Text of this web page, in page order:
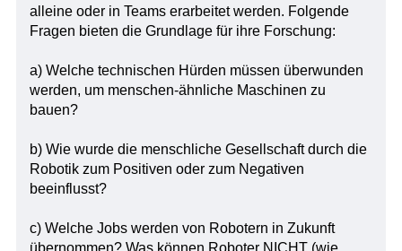
alleine oder in Teams erarbeitet werden. Folgende
Fragen bieten die Grundlage für ihre Forschung:
a) Welche technischen Hürden müssen überwunden
werden, um menschen-ähnliche Maschinen zu
bauen?
b) Wie wurde die menschliche Gesellschaft durch die
Robotik zum Positiven oder zum Negativen
beeinflusst?
c) Welche Jobs werden von Robotern in Zukunft
übernommen? Was können Roboter NICHT (wie